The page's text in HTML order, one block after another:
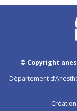
© Copyright
Département